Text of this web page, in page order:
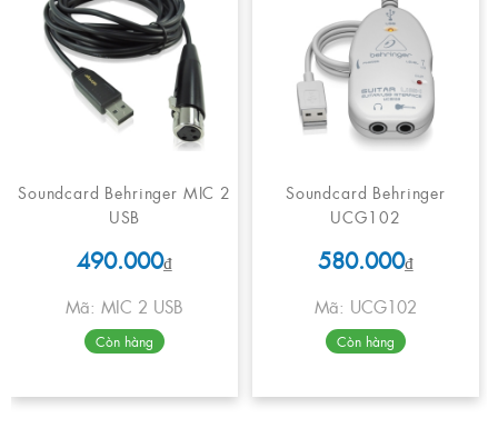
Soundcard Behringer MIC 2
USB
490.000₫
Mã: MIC 2 USB
Còn hàng
Soundcard Behringer
UCG102
580.000₫
Mã: UCG102
Còn hàng